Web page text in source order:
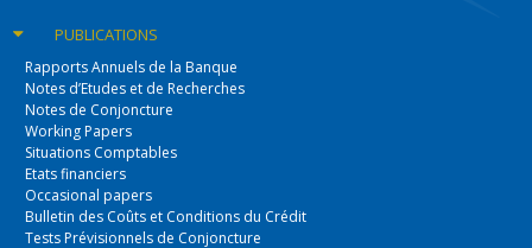
PUBLICATIONS
Rapports Annuels de la Banque
Notes d’Etudes et de Recherches
Notes de Conjoncture
Working Papers
Situations Comptables
Etats financiers
Occasional papers
Bulletin des Coûts et Conditions du Crédit
Tests Prévisionnels de Conjoncture